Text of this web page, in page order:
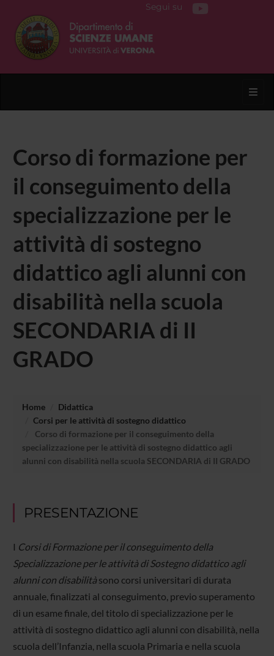
Segui su
Corso di formazione per
il conseguimento della
specializzazione per le
attività di sostegno
didattico agli alunni con
disabilità nella scuola
SECONDARIA di II
GRADO
Home
Didattica
Corsi per le attività di sostegno didattico
Corso di formazione per il conseguimento della
specializzazione per le attività di sostegno didattico agli
alunni con disabilità nella scuola SECONDARIA di II GRADO
PRESENTAZIONE
I Corsi di Formazione per il conseguimento della
Specializzazione per le attività di Sostegno didattico agli
alunni con disabilitàsono corsi universitari di durata
annuale, finalizzati al conseguimento, previo superamento
di un esame finale, del titolo di specializzazione per le
attività di sostegno didattico agli alunni con disabilità, nella
scuola dell’Infanzia, nella scuola Primaria e nella scuola